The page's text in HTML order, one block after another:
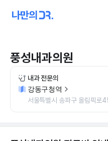
풍성내과의원
내과 전문의
강동구청역
서울특별시 송파구 올림픽로